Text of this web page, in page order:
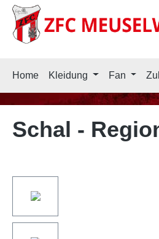
Home Kleidung Fan
Schal -